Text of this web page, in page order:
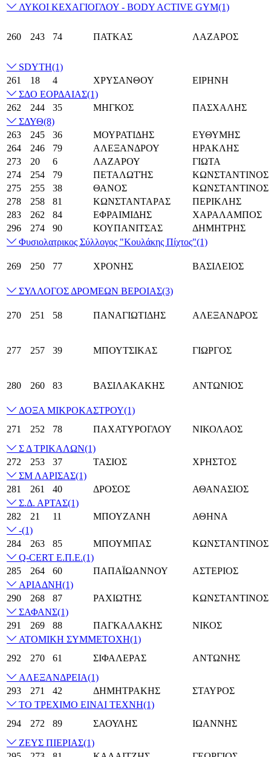
ΛΥΚΟΙ ΚΕΧΑΓΙΟΓΛΟΥ - BODY ACTIVE GYM(1)
260 243 74 ΠΑΤΚΑΣ ΛΑΖΑΡΟΣ
SDYTH(1)
261
18 4 ΧΡΥΣΑΝΘΟΥ
ΕΙΡΗΝΗ
ΣΔΟ ΕΟΡΔΑΙΑΣ(1)
262
244 35 ΜΗΓΚΟΣ
ΠΑΣΧΑΛΗΣ
ΣΔΥΘ(8)
263
245 36 ΜΟΥΡΑΤΙΔΗΣ
ΕΥΘΥΜΗΣ
264
246 79 AΛΕΞΑΝΔΡΟΥ
ΗΡΑΚΛΗΣ
273
20 6 ΛΑΖΑΡΟΥ
ΓΙΩΤΑ
274
254 79 ΠΕΤΑΛΩΤΉΣ
ΚΩΝΣΤΑΝΤΙΝΟΣ
275
255 38 ΘΑΝΟΣ
ΚΩΝΣΤΑΝΤΙΝΟΣ
278
258 81 ΚΩΝΣΤΑΝΤΑΡΑΣ
ΠΕΡΙΚΛΗΣ
283
262 84 ΕΦΡΑΙΜΙΔΗΣ
ΧΑΡΑΛΑΜΠΟΣ
296
274 90 ΚΟΥΠΑΝΙΤΣΑΣ
ΔΗΜΗΤΡΗΣ
Φυσιολατρικος Σύλλογος "Κουλάκης Πίχτος"(1)
269 250 77 ΧΡΟΝΗΣ ΒΑΣΙΛΕΙΟΣ
ΣΥΛΛΟΓΟΣ ΔΡΟΜΕΩΝ ΒΕΡΟΙΑΣ(3)
270 251 58 ΠΑΝΑΓΙΩΤΙΔΗΣ ΑΛΕΞΑΝΔΡΟΣ
277 257 39 ΜΠΟΥΤΣΙΚΑΣ ΓΙΩΡΓΟΣ
280 260 83 ΒΑΣΙΛΑΚΑΚΗΣ ΑΝΤΩΝΙΟΣ
ΔΟΞΑ ΜΙΚΡΟΚΑΣΤΡΟΥ(1)
271
252 78 ΠΑΧΑΤΥΡΟΓΛΟΥ
ΝΙΚΟΛΑΟΣ
Σ Δ ΤΡΙΚΑΛΩΝ(1)
272
253 37 ΤΑΣΙΟΣ
ΧΡΗΣΤΟΣ
ΣΜ ΛΑΡΙΣΑΣ(1)
281
261 40 ΔΡΟΣΟΣ
ΑΘΑΝΑΣΙΟΣ
Σ.Δ. ΑΡΤΑΣ(1)
282
21 11 ΜΠΟΥΖΑΝΗ
ΑΘΗΝΑ
-(1)
284
263 85 ΜΠΟΥΜΠΑΣ
ΚΩΝΣΤΑΝΤΙΝΟΣ
Q-CERT Ε.Π.Ε.(1)
285
264 60 ΠΑΠΑΪΩΑΝΝΟΥ
ΑΣΤΕΡΙΟΣ
ΑΡΙΑΔΝΗ(1)
290
268 87 ΡΑΧΙΩΤΗΣ
ΚΩΝΣΤΑΝΤΙΝΟΣ
ΣΑΦΑΝΣ(1)
291
269 88 ΠΑΓΚΑΛΑΚΗΣ
ΝΙΚΟΣ
ΑΤΟΜΙΚΗ ΣΥΜΜΕΤΟΧΗ(1)
292
270 61 ΣΙΦΑΛΕΡΑΣ
ΑΝΤΩΝΗΣ
ΑΛΕΞΑΝΔΡΕΙΑ(1)
293
271 42 ΔΗΜΗΤΡΑΚΗΣ
ΣΤΑΥΡΟΣ
ΤΟ ΤΡΕΧΙΜΟ ΕΙΝΑΙ ΤΕΧΝΗ(1)
294
272 89 ΣΑΟΥΛΗΣ
ΙΩΑΝΝΗΣ
ΖΕΥΣ ΠΙΕΡΙΑΣ(1)